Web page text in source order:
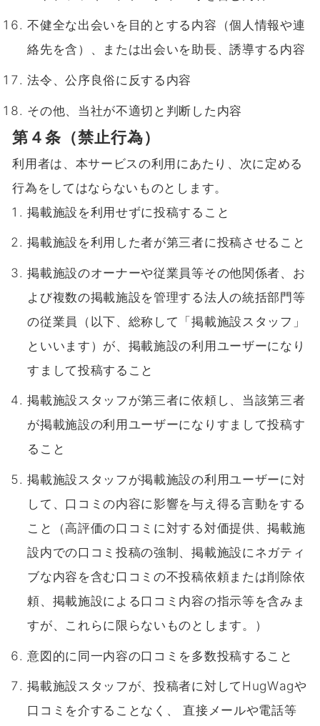
不健全な出会いを目的とする内容（個人情報や連
絡先を含）、または出会いを助長、誘導する内容
法令、公序良俗に反する内容
その他、当社が不適切と判断した内容
第４条（禁止行為）
利用者は、本サービスの利用にあたり、次に定める
行為をしてはならないものとします。
掲載施設を利用せずに投稿すること
掲載施設を利用した者が第三者に投稿させること
掲載施設のオーナーや従業員等その他関係者、お
よび複数の掲載施設を管理する法人の統括部門等
の従業員（以下、総称して「掲載施設スタッフ」
といいます）が、掲載施設の利用ユーザーになり
すまして投稿すること
掲載施設スタッフが第三者に依頼し、当該第三者
が掲載施設の利用ユーザーになりすまして投稿す
ること
掲載施設スタッフが掲載施設の利用ユーザーに対
して、口コミの内容に影響を与え得る言動をする
こと（高評価の口コミに対する対価提供、掲載施
設内での口コミ投稿の強制、掲載施設にネガティ
ブな内容を含む口コミの不投稿依頼または削除依
頼、掲載施設による口コミ内容の指示等を含みま
すが、これらに限らないものとします。）
意図的に同一内容の口コミを多数投稿すること
掲載施設スタッフが、投稿者に対してHugWagや
口コミを介することなく、 直接メールや電話等